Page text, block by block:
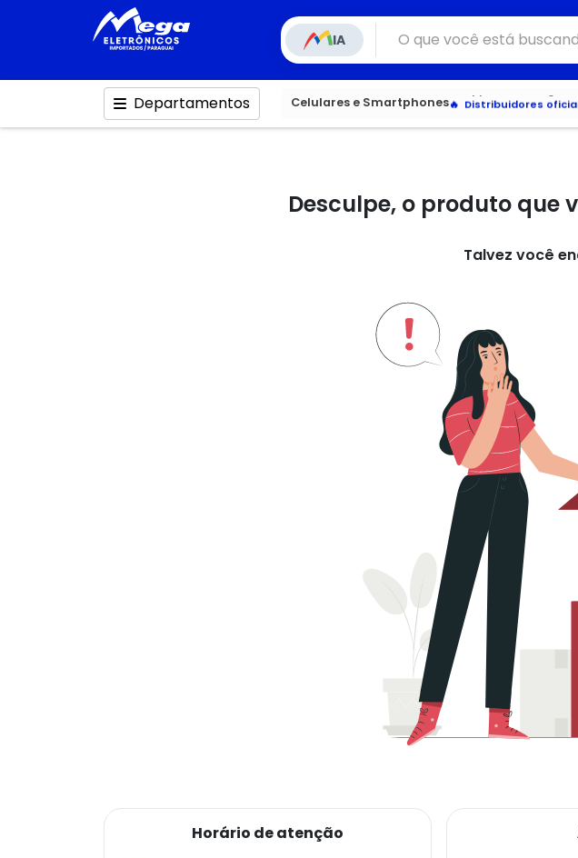
IA
Departamentos Celulares e Smartphones
Distribuidores
Desculpe, o produto que
Talvez você
Horário de atenção